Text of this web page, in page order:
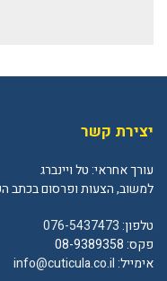
יצירת קשר
עורך אחראי: טל ויינברג
למשוב, הצעות ופרסום בכתב
טלפון:076-5437473
פקס: 08-9389358
אימייל:info@cuticula.co.il